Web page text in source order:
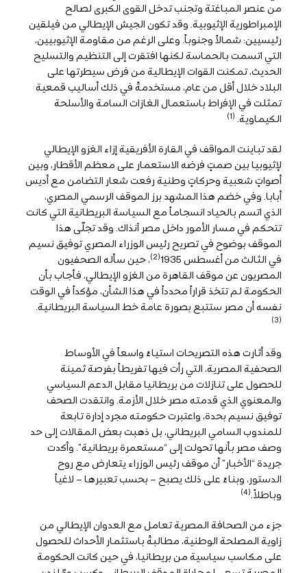
من عنصر المباغتة وتجنب تدخل القوى الكبرى لصالح
الإمبراطورية الإثيوبية. وقد تكون الجيش الإيطالي من فيلقين
رئيسيين: شمالاً وجنوباً. وعلى الرغم من مقاومة الإثيوبيين،
التي اتسمت بالحماسة لكنها افتقرت إلى التنظيم والتسليح
الحديث، تمكنت القوات الإيطالية من فرض سيطرتها على
البلاد خلال أقل من عام، مستخدمةً في ذلك أساليب قمعية
تمثلت في الإفراط باستعمال الغازات السامة والأسلحة
الكيماوية. (1)
لقد تباينت المواقف في القارة الأفريقية إزاء الغزو الإيطالي
لإثيوبيا بين صمتٍ فرضه الاستعمار على معظم الأقطار، وبين
أصواتٍ شعبية وحركاتٍ وطنية رفعت شعار التضامن مع أديس
أبابا. وفي خضم هذا المشهد برز الموقف الرسمي المصري،
الذي اتسم بالحياد انسجاماً مع السياسة البريطانية التي كانت
تتحكم في مسار الأمور داخل مصر آنذاك. وقد تجلّى هذا
الموقف بوضوح في تصريح رئيس الوزراء المصري توفيق نسيم
في الثالث من أغسطس 1935
(2)
، حين سأله الصحفيون
المصريون عن موقف القاهرة من الغزو الإيطالي، فأجاب بأن
الحكومة لم تتخذ قراراً محدداً في هذا الشأن، مؤكداً في الوقت
نفسه أن مصر ستتبع بصورة عامة خط السياسة البريطانية.
(3)
وقد أثارت هذه التصريحات استياءً واسعاً في الأوساط
الصحفية المصرية، التي رأت فيها تفريطاً بفرصة ثمينة
للحصول على تنازلات من بريطانيا مقابل الدعم السياسي
والمعنوي الذي قدمته مصر خلال الأزمة. وانتقدت الصحف
توفيق نسيم بحدة، واعتبرت حكومته مجرد إدارة تابعة
للمندوب السامي البريطاني، بل ذهبت بعض المقالات إلى حد
وصف مصر بأنها تحولت إلى “مستعمرة بريطانية”. وأكدت
جريدة “الأخبار” أن موقف رئيس الوزراء يتعارض مع روح
الدستور، وبناءً على ذلك يصبح – بحسب تعبيرها – لاغياً
وباطلاً.(4)
جزء من الصحافة المصرية تعامل مع العدوان الإيطالي من
زاوية المصلحة الوطنية، مطالبةً باستثمار الأحداث للحصول
على مكاسب سياسية من بريطانيا، في حين كانت الحكومة